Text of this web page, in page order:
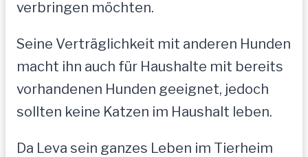
verbringen möchten.
Seine Verträglichkeit mit anderen Hunden
macht ihn auch für Haushalte mit bereits
vorhandenen Hunden geeignet, jedoch
sollten keine Katzen im Haushalt leben.
Da Leva sein ganzes Leben im Tierheim